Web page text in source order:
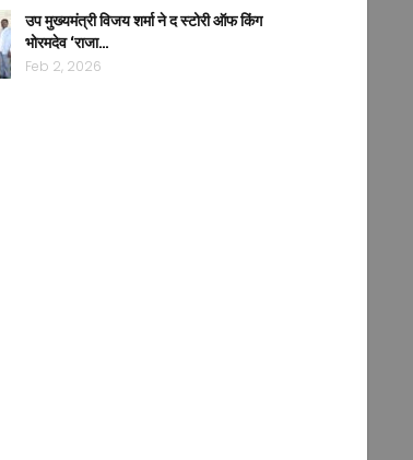
उप मुख्यमंत्री विजय शर्मा ने द स्टोरी ऑफ किंग
भोरमदेव ‘राजा…
Feb 2, 2026